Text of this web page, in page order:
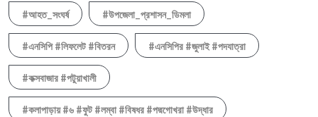
#আহত_সংঘর্ষ #উপজেলা_প্রশাসন_ডিমলা
#এনসিপি #লিফলেট #বিতরন #এনসিপির #জুলাই #পদযাত্রা
#কক্সবাজার #পটুয়াখালী
#কলাপাড়ায় #৬ #ফুট #লম্বা #বিষধর #পদ্মগোখরা #উদ্ধার